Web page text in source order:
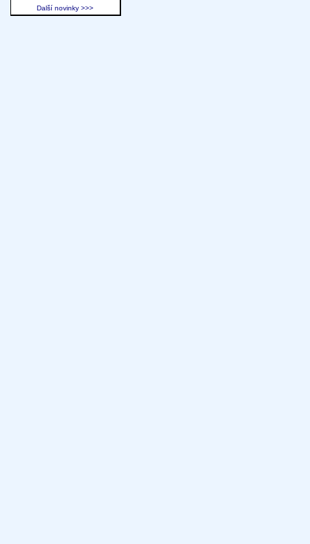
Další novinky >>>